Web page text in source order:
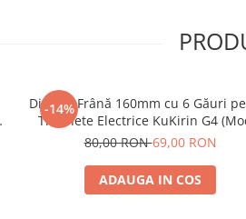
-14%
Disc de Frână 160mm cu 6 Găuri
Trotinete Electrice KuKirin G4
2025) și KuKirin G2 – Performanță
80,00 RON69,00 RON
ADAUGA IN COS